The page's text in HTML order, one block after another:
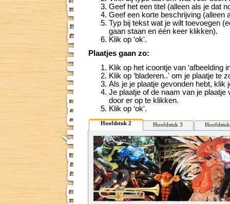
Geef het een titel (alleen als je dat
Geef een korte beschrijving (alleen
Typ bij tekst wat je wilt toevoegen
gaan staan en één keer klikken).
Klik op ‘ok'.
Plaatjes gaan zo:
Klik op het icoontje van ‘afbeelding
Klik op ‘bladeren..' om je plaatje te
Als je je plaatje gevonden hebt, klik
Je plaatje of de naam van je
door er op te klikken.
Klik op ‘ok'.
Hoofdstuk 2 Hoofdstuk 3